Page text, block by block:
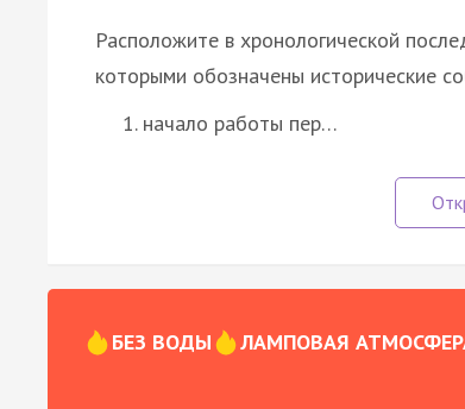
Расположите в хронологической
которыми обозначены исторические
начало работы пер…
БЕЗ ВОДЫ ЛАМПОВАЯ